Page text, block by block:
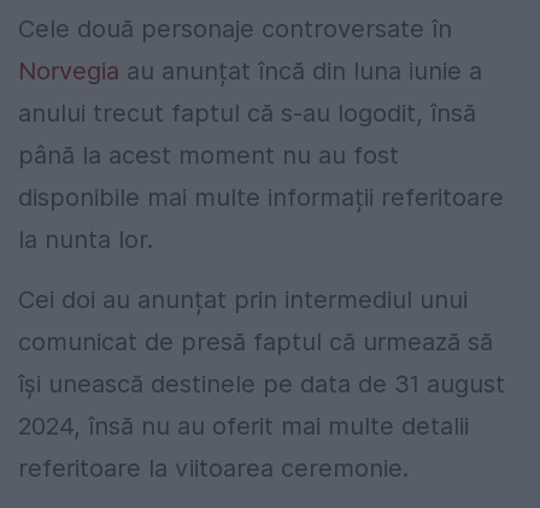
Cele două personaje controversate în
Norvegia au anunțat încă din luna iunie a
anului trecut faptul că s-au logodit, însă
până la acest moment nu au fost
disponibile mai multe informații referitoare
la nunta lor.
Cei doi au anunțat prin intermediul unui
comunicat de presă faptul că urmează să
își unească destinele pe data de 31 august
2024, însă nu au oferit mai multe detalii
referitoare la viitoarea ceremonie.